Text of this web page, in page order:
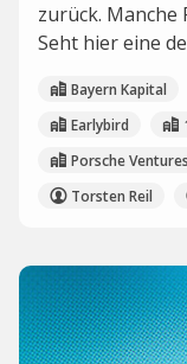
zurück.
Seht hier eine
Bayern Kapital
Earlybird
Porsche Ventures
Torsten Reil